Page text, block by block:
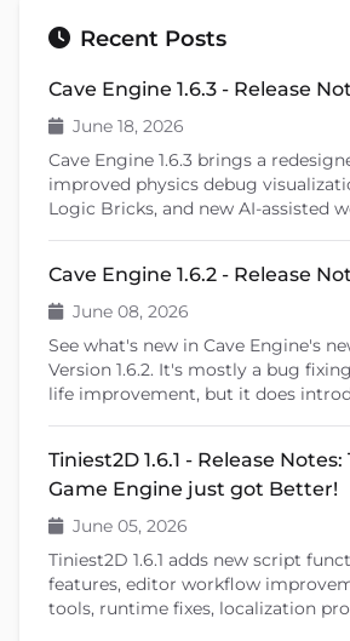
Recent Posts
Cave Engine 1.6.3 - Release
June 18, 2026
Cave Engine 1.6.3 brings a
improved physics debug
Logic Bricks, and new AI-assisted
learning tools, and previews
shader editing and ragdoll physics.
Cave Engine 1.6.2 - Release
June 08, 2026
See what's new in Cave Engine's
Version 1.6.2. It's mostly a bug
life improvement, but it does
Tiniest2D 1.6.1 - Release
Game Engine just got Better!
June 05, 2026
Tiniest2D 1.6.1 adds new script
features, editor workflow
tools, runtime fixes, localization